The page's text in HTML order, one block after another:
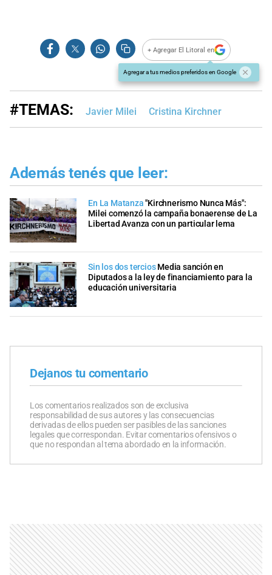
+ Agregar El Litoral en
Agregar a tus medios preferidos en Google
#TEMAS: Javier Milei Cristina Kirchner
Además tenés que leer:
En La Matanza "Kirchnerismo Nunca Más":
Milei comenzó la campaña bonaerense de La
Libertad Avanza con un particular lema
Sin los dos tercios Media sanción en
Diputados a la ley de financiamiento para la
educación universitaria
Dejanos tu comentario
Los comentarios realizados son de exclusiva
responsabilidad de sus autores y las consecuencias
derivadas de ellos pueden ser pasibles de las sanciones
legales que correspondan. Evitar comentarios ofensivos o
que no respondan al tema abordado en la información.